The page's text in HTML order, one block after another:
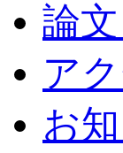
論
ア
お